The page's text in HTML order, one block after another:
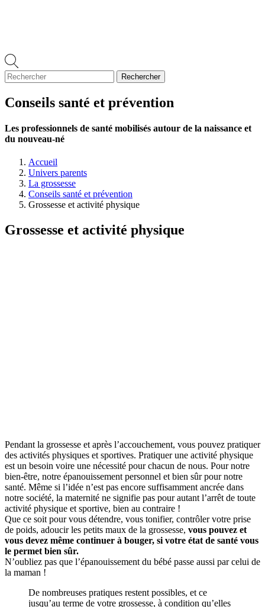
Conseils santé et prévention
Les professionnels de santé mobilisés autour de la naissance et
du nouveau-né
Accueil
Univers parents
La grossesse
Conseils santé et prévention
Grossesse et activité physique
Grossesse et activité physique
Pendant la grossesse et après l’accouchement, vous pouvez pratiquer
des activités physiques et sportives. Pratiquer une activité physique
est un besoin voire une nécessité pour chacun de nous. Pour notre
bien-être, notre épanouissement personnel et bien sûr pour notre
santé. Même si l’idée n’est pas encore suffisamment ancrée dans
notre société, la maternité ne signifie pas pour autant l’arrêt de toute
activité physique et sportive, bien au contraire !
Que ce soit pour vous détendre, vous tonifier, contrôler votre prise
de poids, adoucir les petits maux de la grossesse, vous pouvez et
vous devez même continuer à bouger, si votre état de santé vous
le permet bien sûr.
N’oubliez pas que l’épanouissement du bébé passe aussi par celui de
la maman !
De nombreuses pratiques restent possibles, et ce
jusqu’au terme de votre grossesse, à condition qu’elles